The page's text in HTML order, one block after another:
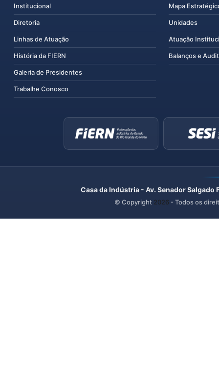
Institucional
Diretoria
Linhas de Atuação
História da FIERN
Galeria de Presidentes
Trabalhe Conosco
Mapa
Unidades
Atuação
Balanços e
Casa da Indústria - Av. Senador
© Copyright 2026 - Todos os